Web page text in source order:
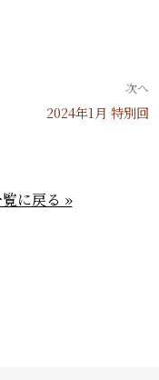
次へ
2024年1月 特別回
に戻る »